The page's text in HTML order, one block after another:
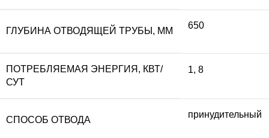
ГЛУБИНА ОТВОДЯЩЕЙ ТРУБЫ, ММ
650
ПОТРЕБЛЯЕМАЯ ЭНЕРГИЯ, КВТ/
СУТ
1, 8
СПОСОБ ОТВОДА
принудительный